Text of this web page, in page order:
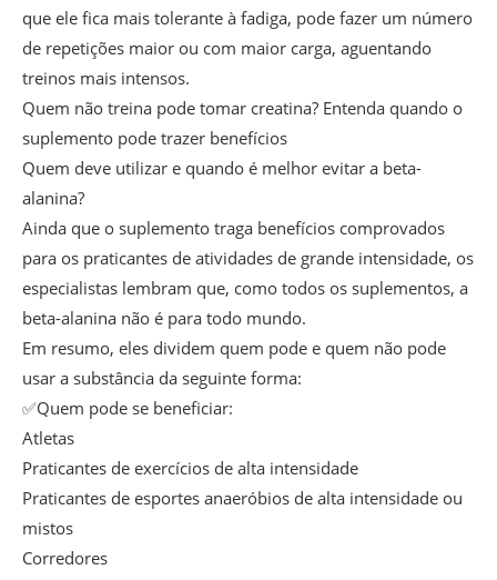
que ele fica mais tolerante à fadiga, pode fazer um número
de repetições maior ou com maior carga, aguentando
treinos mais intensos.
Quem não treina pode tomar creatina? Entenda quando o
suplemento pode trazer benefícios
Quem deve utilizar e quando é melhor evitar a beta-
alanina?
Ainda que o suplemento traga benefícios comprovados
para os praticantes de atividades de grande intensidade, os
especialistas lembram que, como todos os suplementos, a
beta-alanina não é para todo mundo.
Em resumo, eles dividem quem pode e quem não pode
usar a substância da seguinte forma:
✅Quem pode se beneficiar:
Atletas
Praticantes de exercícios de alta intensidade
Praticantes de esportes anaeróbios de alta intensidade ou
mistos
Corredores